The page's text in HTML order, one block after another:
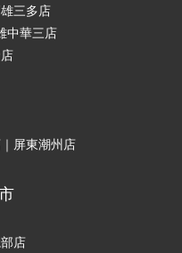
三多店
中華三店
屏東潮州店
店